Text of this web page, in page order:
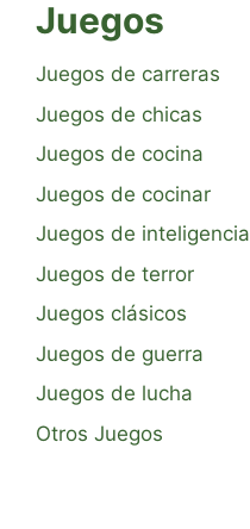
Juegos
Juegos de carreras
Juegos de chicas
Juegos de cocina
Juegos de cocinar
Juegos de inteligencia
Juegos de terror
Juegos clásicos
Juegos de guerra
Juegos de lucha
Otros Juegos